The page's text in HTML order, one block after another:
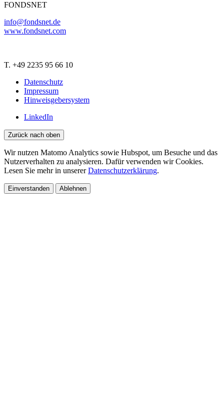
FONDSNET
info@fondsnet.de
www.fondsnet.com
T. +49 2235 95 66 10
Datenschutz
Impressum
Hinweisgebersystem
LinkedIn
Zurück nach oben
Wir nutzen Matomo Analytics sowie Hubspot, um Besuche und das
Nutzerverhalten zu analysieren. Dafür verwenden wir Cookies.
Lesen Sie mehr in unsererDatenschutzerklärung.
Einverstanden Ablehnen